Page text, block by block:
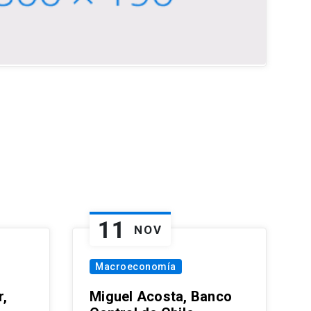
11 NOV
Macroeconomía
Miguel Acosta, Banco